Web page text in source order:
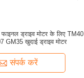
ड्राइव मोटर के लिए TM40
GM35 खुदाई ड्राइव मोटर
संपर्क करें